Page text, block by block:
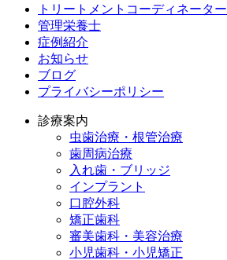
トリートメントコーディネーター
管理栄養士
症例紹介
お知らせ
ブログ
プライバシーポリシー
診療案内
虫歯治療・根管治療
歯周病治療
入れ歯・ブリッジ
インプラント
口腔外科
矯正歯科
審美歯科・美容治療
小児歯科・小児矯正